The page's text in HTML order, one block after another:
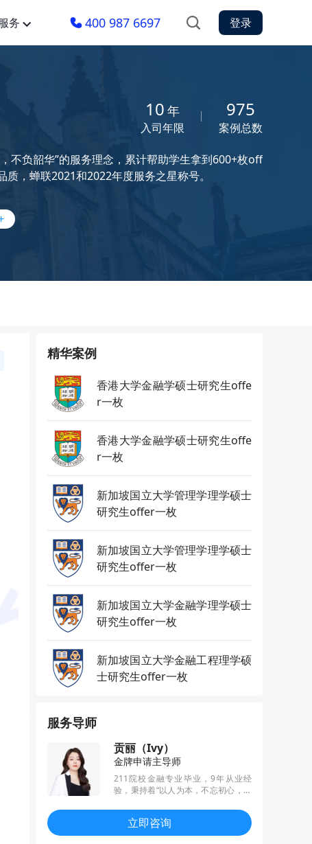
务 400 987 6697 登录
10 年
入司年限
975
案例总数
不负韶华”的服务理念，累计帮助学生拿到600+枚off
，蝉联2021和2022年度服务之星称号。
精华案例
香港大学金融学硕士研究生offe
r一枚
香港大学金融学硕士研究生offe
r一枚
新加坡国立大学管理学理学硕士
研究生offer一枚
新加坡国立大学管理学理学硕士
研究生offer一枚
新加坡国立大学金融学理学硕士
研究生offer一枚
新加坡国立大学金融工程理学硕
士研究生offer一枚
服务导师
贡丽（Ivy）
金牌申请主导师
211院校金融专业毕业，9年从业经
验，秉持着“以人为本，不忘初心，以
帮助学生拿到600+枚offer，尤其擅长
G5港三新二等名校商科及理工科项目
申请。凭借出色的业务能力和服务品
立即咨询